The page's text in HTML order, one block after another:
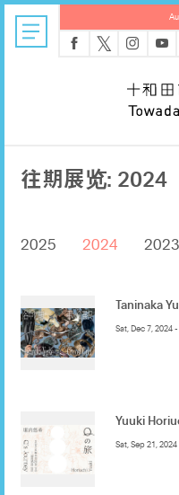
𝕏
往期展览: 2024
2025 2024 2023
Taninaka
Sat, Dec 7, 2024
Yuuki
Sat, Sep 21,